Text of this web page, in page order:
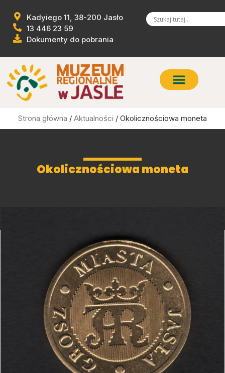
Kadyiego 11, 38-200 Jasło
13 446 23 59
Dokumenty do pobrania
Strona główna / Aktualności / Okolicznościowa moneta
Okolicznościowa moneta